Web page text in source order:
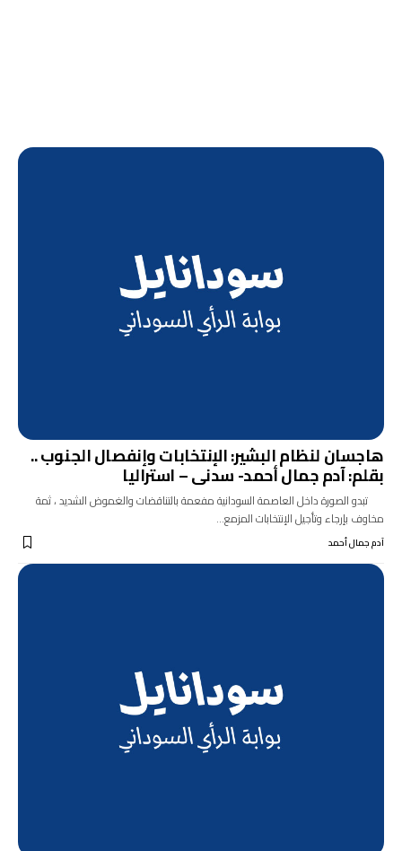
هاجسان لنظام البشير: الإنتخابات وإنفصال الجنوب ..
بقلم: آدم جمال أحمد- سدنى – استراليا
تبدو الصورة داخل العاصمة السودانية مفعمة بالتناقضات والغموض الشديد ، ثمة
مخاوف بإرجاء وتأجيل الإنتخابات المزمع…
آدم جمال أحمد